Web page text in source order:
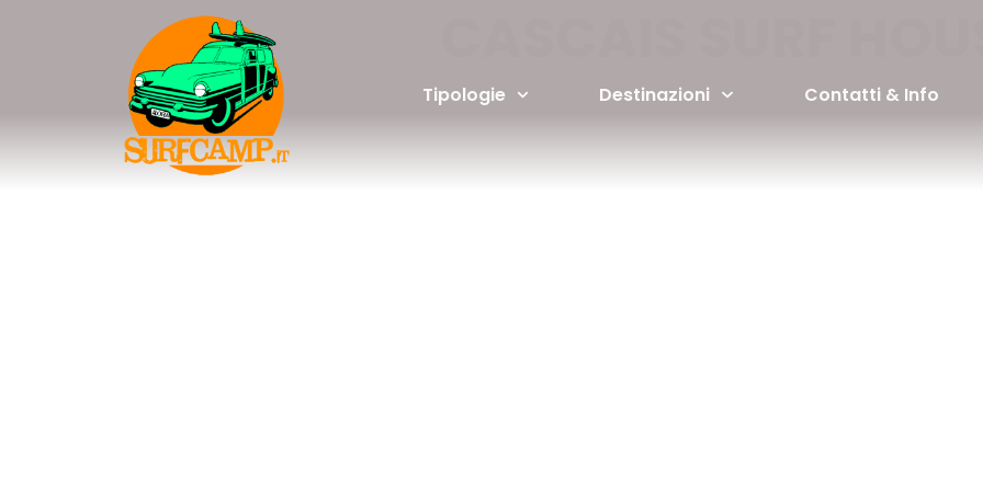
Tipologie Destinazioni Contatti & Info